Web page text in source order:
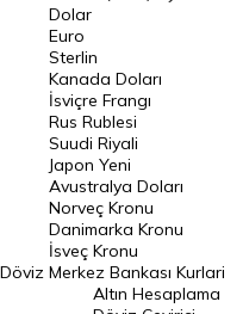
Euro Kuru
Pound Kuru
Frank Kuru
Riyal Kuru
Avustralya Doları
Danimarka Kronu Kuru
Kanada Doları Kuru
Norveç Kronu Kuru
Döviz
Dolar
Euro
Sterlin
Kanada Doları
İsviçre Frangı
Rus Rublesi
Suudi Riyali
Japon Yeni
Avustralya Doları
Norveç Kronu
Danimarka Kronu
İsveç Kronu
Merkez Bankası Kurlari
Altın Hesaplama